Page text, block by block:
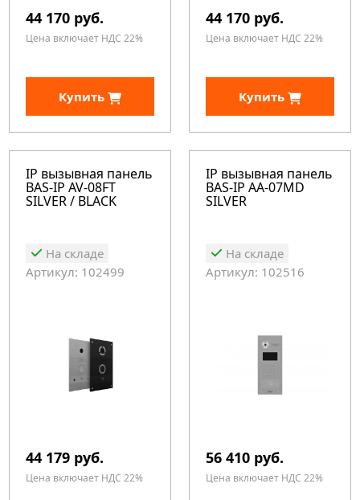
44 170 руб.
Цена включает НДС 22%
Купить
44 170 руб.
Цена включает НДС 22%
Купить
IP вызывная панель
BAS-IP AV-08FT
SILVER / BLACK
На складе
Артикул: 102499
44 179 руб.
Цена включает НДС 22%
IP вызывная панель
BAS-IP AA-07MD
SILVER
На складе
Артикул: 102516
56 410 руб.
Цена включает НДС 22%